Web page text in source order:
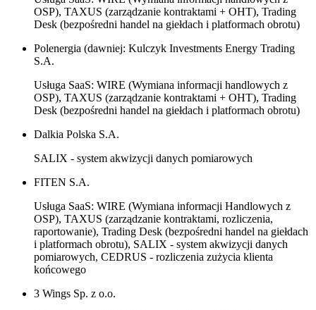
OSP), TAXUS (zarządzanie kontraktami + OHT), Trading
Desk (bezpośredni handel na giełdach i platformach obrotu)
Polenergia (dawniej: Kulczyk Investments Energy Trading
S.A.
Usługa SaaS: WIRE (Wymiana informacji handlowych z
OSP), TAXUS (zarządzanie kontraktami + OHT), Trading
Desk (bezpośredni handel na giełdach i platformach obrotu)
Dalkia Polska S.A.
SALIX - system akwizycji danych pomiarowych
FITEN S.A.
Usługa SaaS: WIRE (Wymiana informacji Handlowych z
OSP), TAXUS (zarządzanie kontraktami, rozliczenia,
raportowanie), Trading Desk (bezpośredni handel na giełdach
i platformach obrotu), SALIX - system akwizycji danych
pomiarowych, CEDRUS - rozliczenia zużycia klienta
końcowego
3 Wings Sp. z o.o.